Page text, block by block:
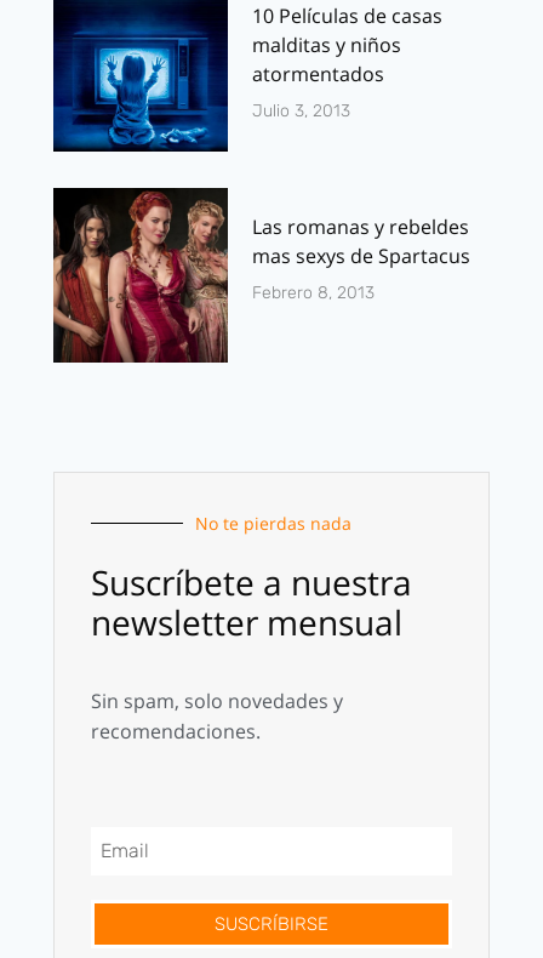
10 Películas de casas
malditas y niños
atormentados
Julio 3, 2013
Las romanas y rebeldes
mas sexys de Spartacus
Febrero 8, 2013
No te pierdas nada
Suscríbete a nuestra
newsletter mensual
Sin spam, solo novedades y
recomendaciones.
SUSCRÍBIRSE